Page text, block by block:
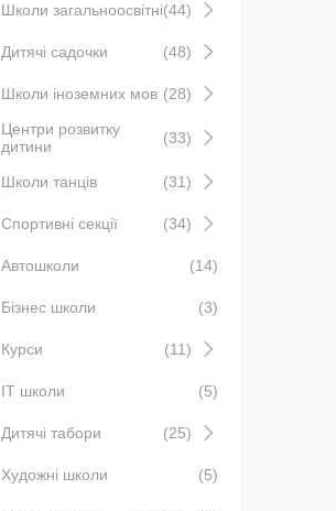
Школи загальноосвітні(44)
Дитячі садочки (48)
Школи іноземних мов (28)
Центри розвитку
дитини
(33)
Школи танців (31)
Спортивні секції (34)
Автошколи (14)
Бізнес школи (3)
Курси (11)
IT школи (5)
Дитячі табори (25)
Художні школи (5)